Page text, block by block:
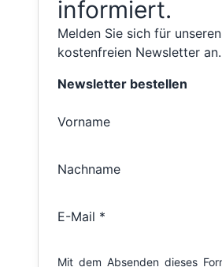
informiert.
Melden Sie sich für unseren
kostenfreien Newsletter an.